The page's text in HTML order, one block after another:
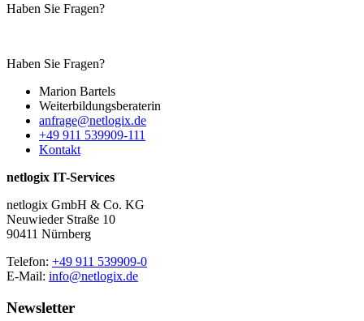
Haben Sie Fragen?
Haben Sie Fragen?
Marion Bartels
Weiterbildungs­beraterin
anfrage@netlogix.de
+49 911 539909-111
Kontakt
netlogix IT-Services
netlogix GmbH & Co. KG
Neuwieder Straße 10
90411 Nürnberg
Telefon: +49 911 539909-0
E-Mail: info@netlogix.de
Newsletter